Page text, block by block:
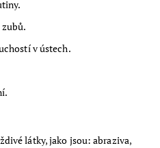
v ústech.
látky, jako jsou: abraziva,